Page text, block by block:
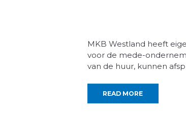
MKB Westland heeft
voor de mede-
van de huur, kunnen
READ MORE